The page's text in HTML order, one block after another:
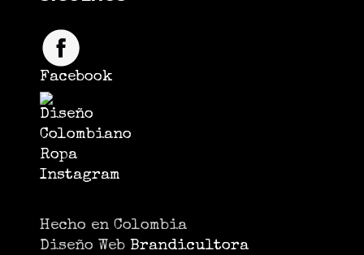
Facebook
Instagram
Hecho en Colombia
Diseño Web Brandicultora